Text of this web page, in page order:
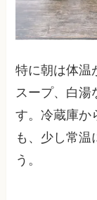
特に朝は体温
スープ、白湯
す。冷蔵庫か
も、少し常温
う。